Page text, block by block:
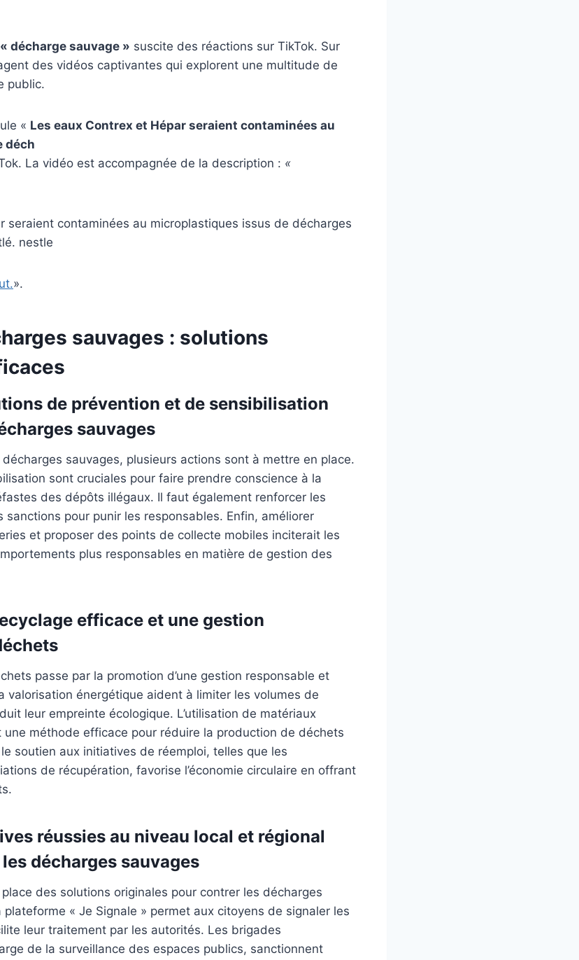
« décharge sauvage » suscite des réactions sur TikTok. Sur
des vidéos captivantes qui explorent une multitude de
public.
« Les eaux Contrex et Hépar seraient contaminées au
déch
La vidéo est accompagnée de la description : «
seraient contaminées au microplastiques issus de décharges
nestle
».
sauvages : solutions
de prévention et de sensibilisation
sauvages
décharges sauvages, plusieurs actions sont à mettre en place.
sont cruciales pour faire prendre conscience à la
des dépôts illégaux. Il faut également renforcer les
sanctions pour punir les responsables. Enfin, améliorer
et proposer des points de collecte mobiles inciterait les
plus responsables en matière de gestion des
efficace et une gestion
passe par la promotion d’une gestion responsable et
valorisation énergétique aident à limiter les volumes de
leur empreinte écologique. L’utilisation de matériaux
méthode efficace pour réduire la production de déchets
soutien aux initiatives de réemploi, telles que les
de récupération, favorise l’économie circulaire en offrant
réussies au niveau local et régional
décharges sauvages
des solutions originales pour contrer les décharges
plateforme « Je Signale » permet aux citoyens de signaler les
leur traitement par les autorités. Les brigades
de la surveillance des espaces publics, sanctionnent